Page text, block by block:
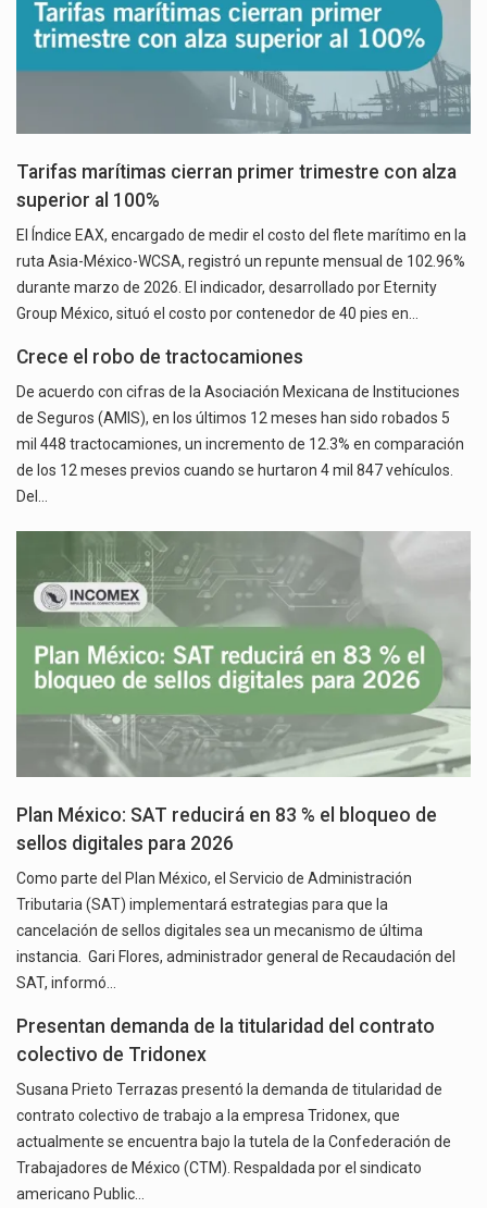
Tarifas marítimas cierran primer trimestre con alza
superior al 100%
El Índice EAX, encargado de medir el costo del flete marítimo en la
ruta Asia-México-WCSA, registró un repunte mensual de 102.96%
durante marzo de 2026. El indicador, desarrollado por Eternity
Group México, situó el costo por contenedor de 40 pies en…
Crece el robo de tractocamiones
De acuerdo con cifras de la Asociación Mexicana de Instituciones
de Seguros (AMIS), en los últimos 12 meses han sido robados 5
mil 448 tractocamiones, un incremento de 12.3% en comparación
de los 12 meses previos cuando se hurtaron 4 mil 847 vehículos.
Del…
Plan México: SAT reducirá en 83 % el bloqueo de
sellos digitales para 2026
Como parte del Plan México, el Servicio de Administración
Tributaria (SAT) implementará estrategias para que la
cancelación de sellos digitales sea un mecanismo de última
instancia. Gari Flores, administrador general de Recaudación del
SAT, informó…
Presentan demanda de la titularidad del contrato
colectivo de Tridonex
Susana Prieto Terrazas presentó la demanda de titularidad de
contrato colectivo de trabajo a la empresa Tridonex, que
actualmente se encuentra bajo la tutela de la Confederación de
Trabajadores de México (CTM). Respaldada por el sindicato
americano Public…